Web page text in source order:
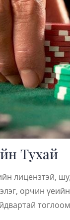
Тухай
лицензтэй,
орчин